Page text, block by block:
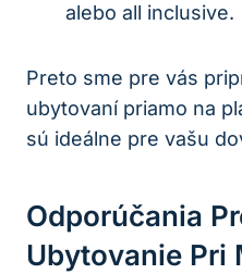
alebo all inclusive.
Preto sme pre vás
ubytovaní priamo na
sú ideálne pre vašu
Odporúčania
Ubytovanie Pri